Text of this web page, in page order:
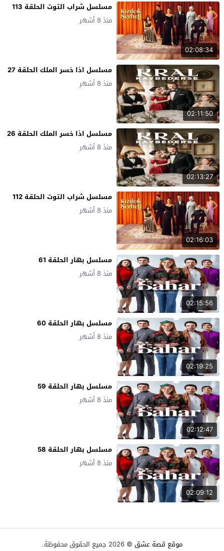
02:08:34
مسلسل شراب التوت الحلقة 113
منذ 8 أشهر
02:11:50
مسلسل اذا خسر الملك الحلقة 27
منذ 8 أشهر
02:13:27
مسلسل اذا خسر الملك الحلقة 26
منذ 8 أشهر
02:16:03
مسلسل شراب التوت الحلقة 112
منذ 8 أشهر
02:15:56
مسلسل بهار الحلقة 61
منذ 8 أشهر
02:19:25
مسلسل بهار الحلقة 60
منذ 8 أشهر
02:12:47
مسلسل بهار الحلقة 59
منذ 8 أشهر
02:09:12
مسلسل بهار الحلقة 58
منذ 8 أشهر
موقع قصة عشق © 2026 جميع الحقوق محفوظة.